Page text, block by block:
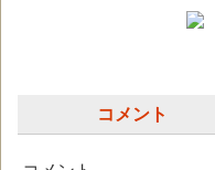
コメント